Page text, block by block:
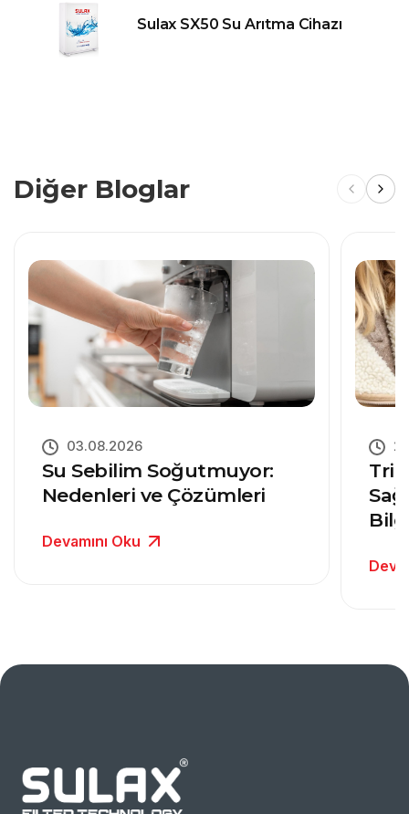
Sulax SX50 Su Arıtma Cihazı
Diğer Bloglar
03.08.2026
Su Sebilim Soğutmuyor:
Nedenleri ve Çözümleri
Devamını Oku